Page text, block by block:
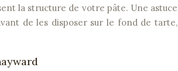
la structure de votre pâte. Une astuce
de les disposer sur le fond de tarte,